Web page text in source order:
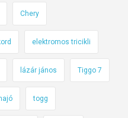
Chery
elektromos tricikli
lázár jános Tiggo 7
togg